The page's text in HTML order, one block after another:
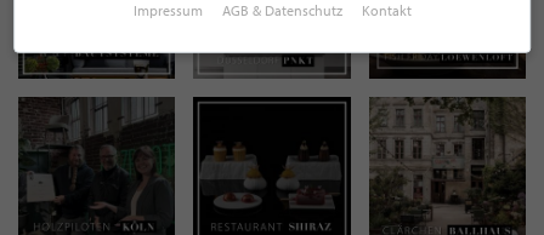
Impressum AGB & Datenschutz Kontakt